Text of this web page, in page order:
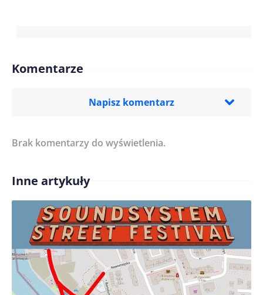
Komentarze
Napisz komentarz
Treść komentarza*
Imię/ Nick*
Zapamiętaj moje dane w tej przeglądarce podczas
Brak komentarzy do wyświetlenia.
Inne artykuły